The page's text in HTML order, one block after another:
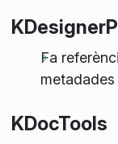
Fa
KDocTools